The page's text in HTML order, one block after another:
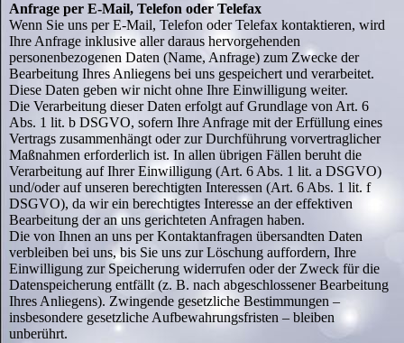
Anfrage per E-Mail, Telefon oder Telefax
Wenn Sie uns per E-Mail, Telefon oder Telefax kontaktieren, wird
Ihre Anfrage inklusive aller daraus hervorgehenden
personenbezogenen Daten (Name, Anfrage) zum Zwecke der
Bearbeitung Ihres Anliegens bei uns gespeichert und verarbeitet.
Diese Daten geben wir nicht ohne Ihre Einwilligung weiter.
Die Verarbeitung dieser Daten erfolgt auf Grundlage von Art. 6
Abs. 1 lit. b DSGVO, sofern Ihre Anfrage mit der Erfüllung eines
Vertrags zusammenhängt oder zur Durchführung vorvertraglicher
Maßnahmen erforderlich ist. In allen übrigen Fällen beruht die
Verarbeitung auf Ihrer Einwilligung (Art. 6 Abs. 1 lit. a DSGVO)
und/oder auf unseren berechtigten Interessen (Art. 6 Abs. 1 lit. f
DSGVO), da wir ein berechtigtes Interesse an der effektiven
Bearbeitung der an uns gerichteten Anfragen haben.
Die von Ihnen an uns per Kontaktanfragen übersandten Daten
verbleiben bei uns, bis Sie uns zur Löschung auffordern, Ihre
Einwilligung zur Speicherung widerrufen oder der Zweck für die
Datenspeicherung entfällt (z. B. nach abgeschlossener Bearbeitung
Ihres Anliegens). Zwingende gesetzliche Bestimmungen –
insbesondere gesetzliche Aufbewahrungsfristen – bleiben
unberührt.